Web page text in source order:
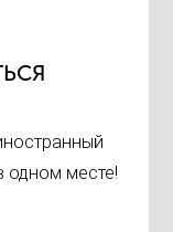
одном месте!